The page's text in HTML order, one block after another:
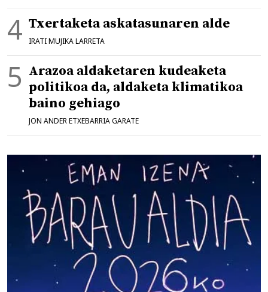
Txertaketa askatasunaren alde
IRATI MUJIKA LARRETA
Arazoa aldaketaren kudeaketa
politikoa da, aldaketa klimatikoa
baino gehiago
JON ANDER ETXEBARRIA GARATE